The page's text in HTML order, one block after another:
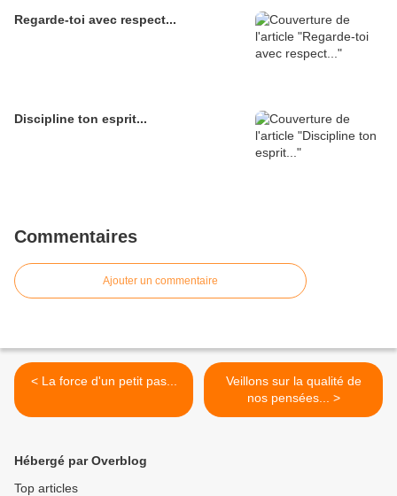
Regarde-toi avec respect...
Discipline ton esprit...
Commentaires
Ajouter un commentaire
< La force d'un petit pas...
Veillons sur la qualité de
nos pensées... >
Hébergé par Overblog
Top articles